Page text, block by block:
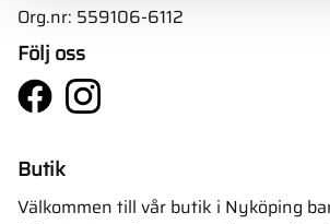
Org.nr: 559106-6112
Följ oss
Butik
Välkommen till vår butik i Nyköping